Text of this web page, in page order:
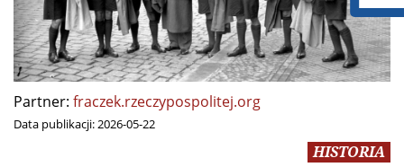
Partner: fraczek.rzeczypospolitej.org
Data publikacji:2026-05-22
HISTORIA